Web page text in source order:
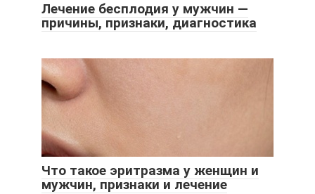
Лечение бесплодия у мужчин —
причины, признаки, диагностика
Что такое эритразма у женщин и
мужчин, признаки и лечение